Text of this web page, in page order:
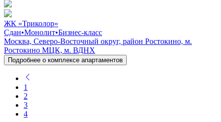
ЖК «Триколор»
Сдан•Монолит•Бизнес-класс
Москва, Северо-Восточный округ, район Ростокино, м.
Ростокино МЦК, м. ВДНХ
Подробнее о комплексе апартаментов
1
2
3
4